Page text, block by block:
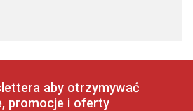
aby otrzymywać
promocje i oferty